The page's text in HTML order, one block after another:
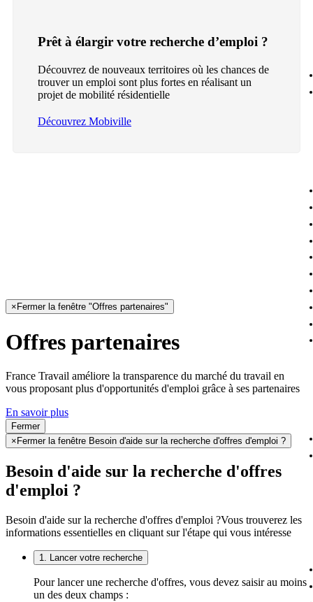
Prêt à élargir votre recherche d’emploi ?
Découvrez de nouveaux territoires où les chances de
trouver un emploi sont plus fortes en réalisant un
projet de mobilité résidentielle
Découvrez Mobiville
× Fermer la fenêtre "Offres partenaires"
Offres partenaires
France Travail améliore la transparence du marché du travail en
vous proposant plus d'opportunités d'emploi grâce à ses partenaires
En savoir plus
Fermer
× Fermer la fenêtre Besoin d'aide sur la recherche d'offres d'emploi ?
Besoin d'aide sur la recherche d'offres
d'emploi ?
Besoin d'aide sur la recherche d'offres d'emploi ?Vous trouverez les
informations essentielles en cliquant sur l'étape qui vous intéresse
1. Lancer votre recherche
Pour lancer une recherche d'offres, vous devez saisir au moins
un des deux champs :